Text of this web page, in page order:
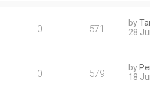
0 571 by
28
0 579 by
18